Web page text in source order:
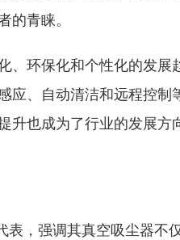
的青睐。
、环保化和个性化的发展
应、自动清洁和远程控制
升也成为了行业的发展方
表，强调其真空吸尘器不